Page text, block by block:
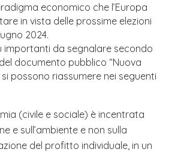
economico che l’Europa
in vista delle prossime elezioni
2024.
importanti da segnalare secondo
documento pubblico “Nuova
si possono riassumere nei seguenti
(civile e sociale) è incentrata
e sull’ambiente e non sulla
del profitto individuale, in un